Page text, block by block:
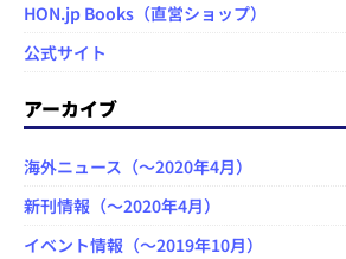
HON.jp Books（直営ショップ）
公式サイト
アーカイブ
海外ニュース（～2020年4月）
新刊情報（～2020年4月）
イベント情報（～2019年10月）